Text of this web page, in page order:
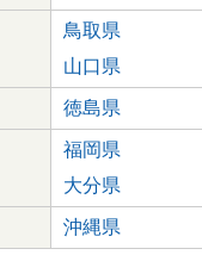
鳥取県
山口県
徳島県
福岡県
大分県
沖縄県